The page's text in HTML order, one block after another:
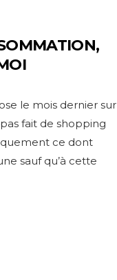
le mois dernier sur
pas fait de shopping
ce dont
sauf qu’à cette